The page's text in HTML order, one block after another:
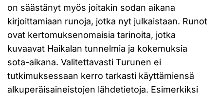
on säästänyt myös joitakin sodan aikana
kirjoittamiaan runoja, jotka nyt julkaistaan. Runot
ovat kertomuksenomaisia tarinoita, jotka
kuvaavat Haikalan tunnelmia ja kokemuksia
sota-aikana. Valitettavasti Turunen ei
tutkimuksessaan kerro tarkasti käyttämiensä
alkuperäisaineistojen lähdetietoja. Esimerkiksi